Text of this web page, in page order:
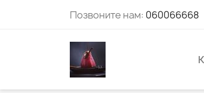
Позвоните нам: 060066668